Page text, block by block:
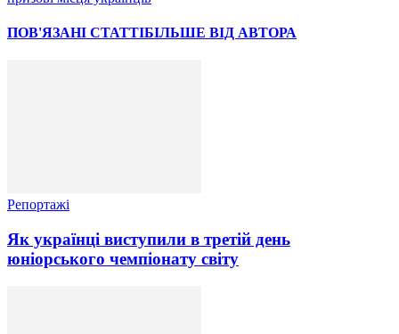
ПОВ'ЯЗАНІ СТАТТІБІЛЬШЕ ВІД АВТОРА
Репортажі
Як українці виступили в третій день
юніорського чемпіонату світу